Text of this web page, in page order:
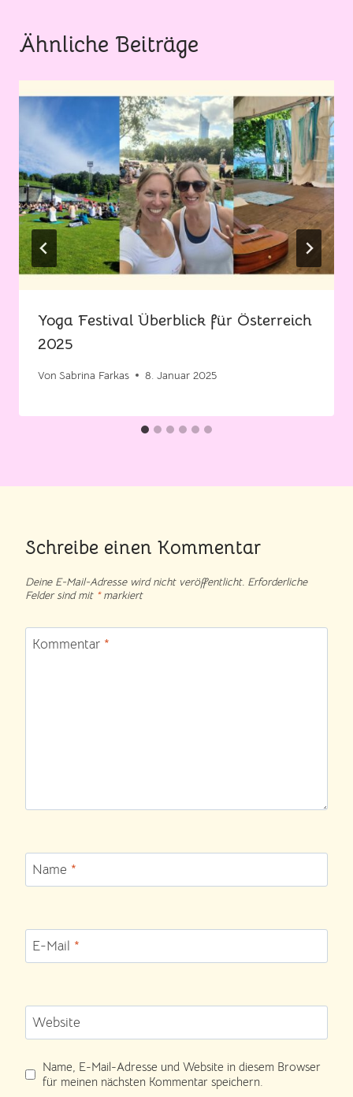
Ähnliche Beiträge
Yoga Festival Überblick für Österreich
2025
Von Sabrina Farkas 8. Januar 2025
Schreibe einen Kommentar
Deine E-Mail-Adresse wird nicht veröffentlicht. Erforderliche
Felder sind mit *markiert
Kommentar *
Name *
E-Mail *
Website
Name, E-Mail-Adresse und Website in diesem Browser
für meinen nächsten Kommentar speichern.